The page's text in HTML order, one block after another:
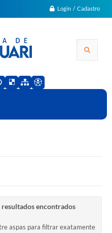
Login / Cadastro
encontrados
aspas para filtrar exatamente